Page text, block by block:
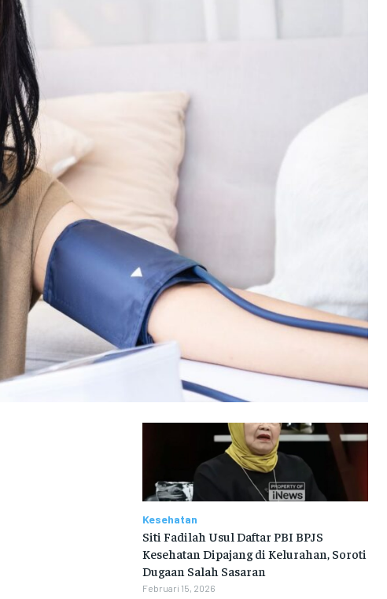
Kesehatan
Siti Fadilah Usul Daftar PBI BPJS
Kesehatan Dipajang di Kelurahan, Soroti
Dugaan Salah Sasaran
Februari 15, 2026